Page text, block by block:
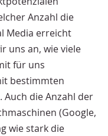
Anzahl die
Media erreicht
uns an, wie viele
für uns
bestimmten
Auch die Anzahl der
(Google,
wie stark die